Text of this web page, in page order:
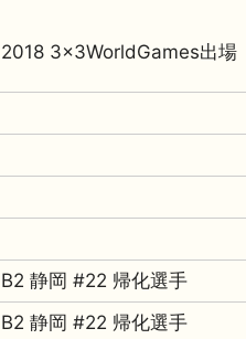
2018 3x3WorldGames出場
B2 静岡 #22 帰化選手
B2 静岡 #22 帰化選手